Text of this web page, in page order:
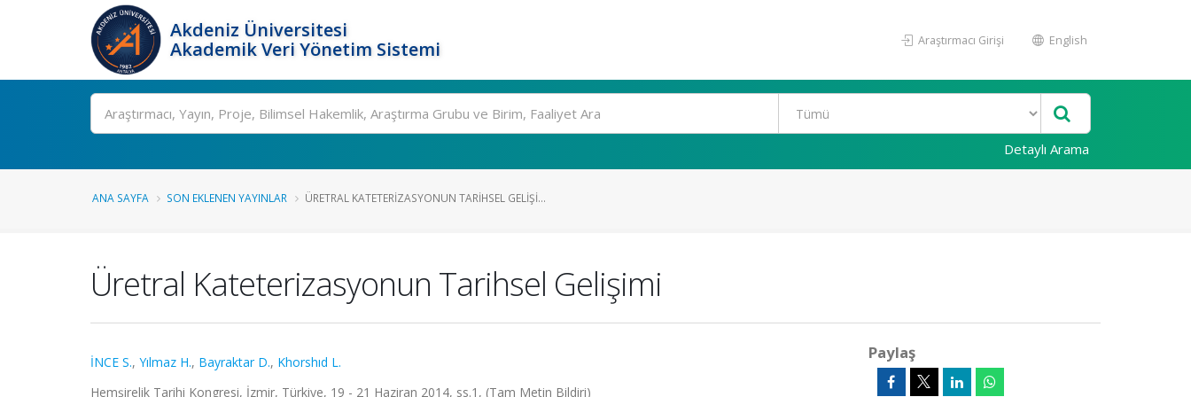
Akdeniz Üniversitesi
Akademik Veri Yönetim Sistemi
Araştırmacı Girişi English
Ara
Detaylı Arama
ANA SAYFA SON EKLENEN YAYINLAR ÜRETRAL KATETERIZASYONUN TARIHSEL GELIŞI...
Üretral Kateterizasyonun Tarihsel Gelişimi
İNCE S., Yılmaz H., Bayraktar D., Khorshıd L.
Hemşirelik Tarihi Kongresi, İzmir, Türkiye, 19 - 21 Haziran 2014, ss.1, (Tam Metin Bildiri)
Paylaş